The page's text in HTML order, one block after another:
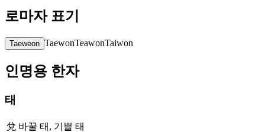
로마자 표기
Taeweon TaewonTeawonTaiwon
인명용 한자
태
兌 바꿀 태, 기쁠 태